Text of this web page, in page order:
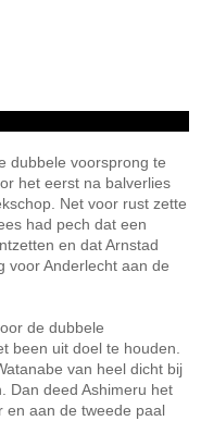
dubbele voorsprong te
het eerst na balverlies
Net voor rust zette
had pech dat een
en dat Arnstad
voor Anderlecht aan de
de dubbele
been uit doel te houden.
van heel dicht bij
Dan deed Ashimeru het
en aan de tweede paal